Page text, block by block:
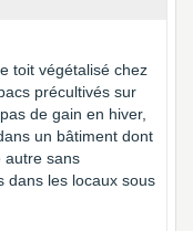
toit végétalisé chez
précultivés sur
de gain en hiver,
un bâtiment dont
autre sans
dans les locaux sous